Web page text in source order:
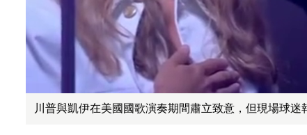
川普與凱伊在美國國歌演奏期間肅立致意，但現場球迷